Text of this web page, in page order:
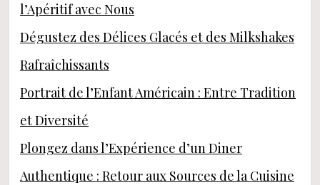
l’Apéritif avec Nous
Dégustez des Délices Glacés et des Milkshakes
Rafraîchissants
Portrait de l’Enfant Américain : Entre Tradition
et Diversité
Plongez dans l’Expérience d’un Diner
Authentique : Retour aux Sources de la Cuisine